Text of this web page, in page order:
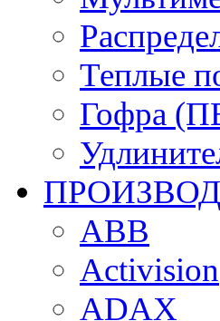
Теплые
Гофра
ABB
Activision
ADAX